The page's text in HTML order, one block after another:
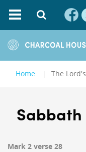
Home The
Sabbath
Mark 2 verse 28